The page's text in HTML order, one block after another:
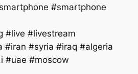
#smartphone
#iran #syria #iraq #algeria
#uae #moscow